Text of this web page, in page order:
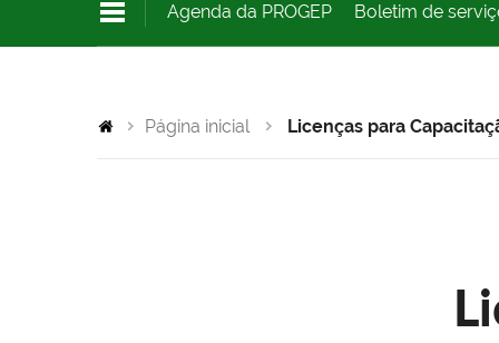
Agenda da PROGEP Boletim de
Página inicial Licenças para